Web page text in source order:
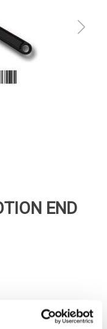
Reservdelar
Sprängskisser
END